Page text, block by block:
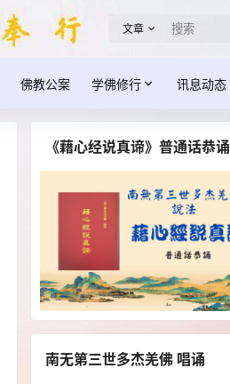
文章
佛教公案 学佛修行 讯息动态
《藉心经说真谛》普通话恭诵
南无第三世多杰羌佛 唱诵